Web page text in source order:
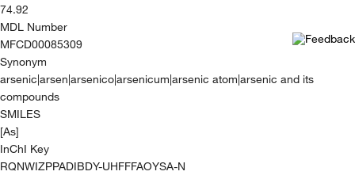
74.92
MDL Number
MFCD00085309
Synonym
arsenic|arsen|arsenico|arsenicum|arsenic atom|arsenic and its
compounds
SMILES
[As]
InChI Key
RQNWIZPPADIBDY-UHFFFAOYSA-N